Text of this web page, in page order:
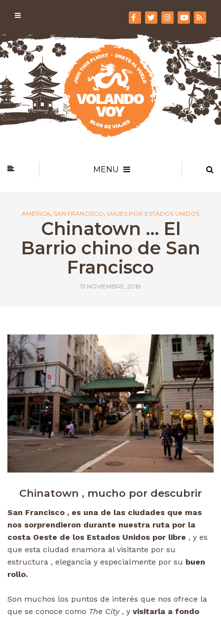
MENU
AMÉRICA, SAN FRANCISCO, VIAJES POR ESTADOS UNIDOS
Chinatown … El
Barrio chino de San
Francisco
13 NOVIEMBRE, 2018
Chinatown , mucho por descubrir
San Francisco , es una de las ciudades que mas
nos sorprendieron durante nuestra ruta por la
costa Oeste de los Estados Unidos por libre , y es
que esta ciudad enamora al visitante por su
estructura , elegancia y especialmente por su buen
rollo.
Son muchos los puntos de interés que nos ofrece la
que se conoce como The City, y visitarla a fondo